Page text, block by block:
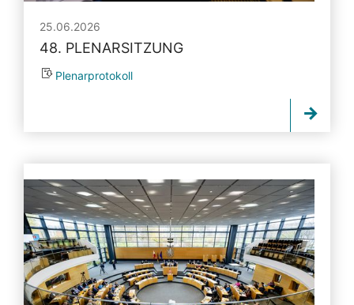
25.06.2026
48. PLENARSITZUNG
Plenarprotokoll